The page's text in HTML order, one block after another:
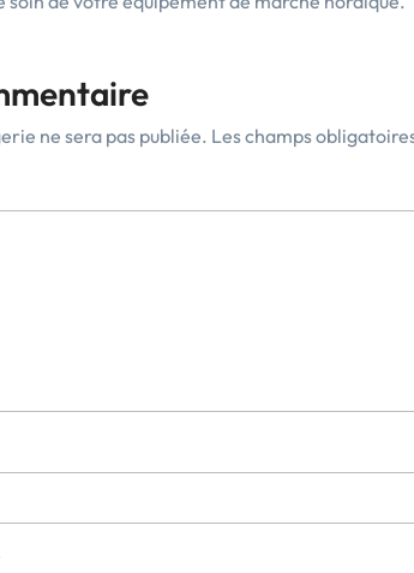
ne sera pas publiée. Les champs